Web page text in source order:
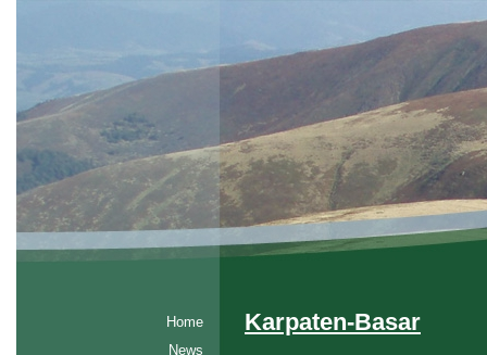
Home
News
Karpaten-Basar